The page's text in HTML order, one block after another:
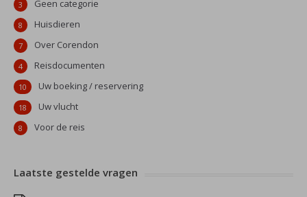
Geen categorie
3
Huisdieren
8
Over Corendon
7
Reisdocumenten
4
Uw boeking / reservering
10
Uw vlucht
18
Voor de reis
8
Laatste gestelde vragen